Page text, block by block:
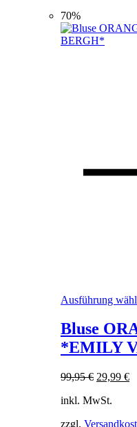
70%
Ausführung
Bluse
*EMILY
99,95€
war:
29,99 €
inkl. MwSt.
zzgl.